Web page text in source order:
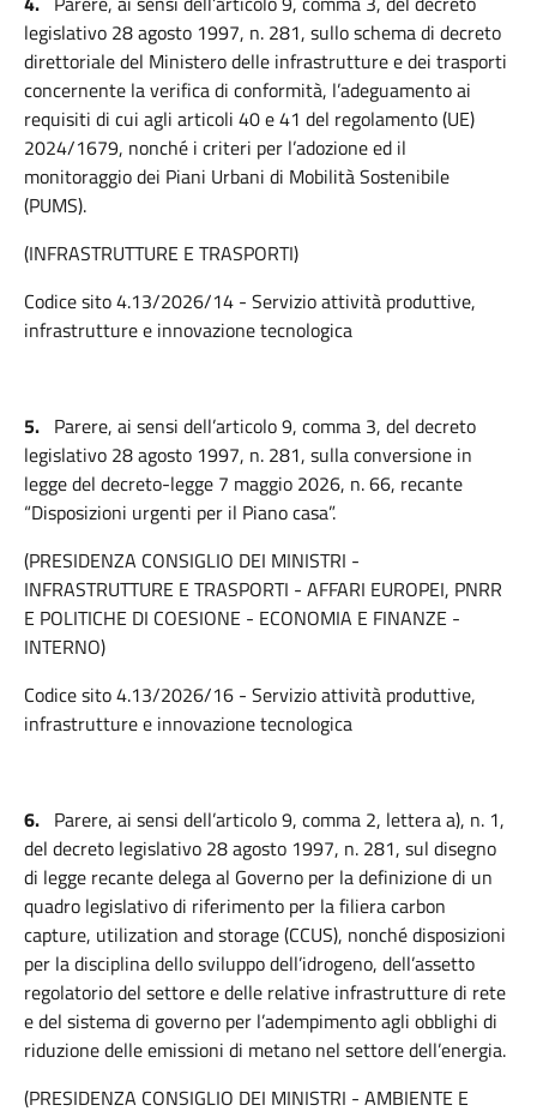
legislativo 28 agosto 1997, n. 281, sullo schema di decreto
direttoriale del Ministero delle infrastrutture e dei trasporti
concernente la verifica di conformità, l’adeguamento ai
requisiti di cui agli articoli 40 e 41 del regolamento (UE)
2024/1679, nonché i criteri per l’adozione ed il
monitoraggio dei Piani Urbani di Mobilità Sostenibile
(PUMS).
(INFRASTRUTTURE E TRASPORTI)
Codice sito 4.13/2026/14 - Servizio attività produttive,
infrastrutture e innovazione tecnologica
5. Parere, ai sensi dell’articolo 9, comma 3, del decreto
legislativo 28 agosto 1997, n. 281, sulla conversione in
legge del decreto-legge 7 maggio 2026, n. 66, recante
“Disposizioni urgenti per il Piano casa”.
(PRESIDENZA CONSIGLIO DEI MINISTRI -
INFRASTRUTTURE E TRASPORTI - AFFARI EUROPEI, PNRR
E POLITICHE DI COESIONE - ECONOMIA E FINANZE -
INTERNO)
Codice sito 4.13/2026/16 - Servizio attività produttive,
infrastrutture e innovazione tecnologica
6. Parere, ai sensi dell’articolo 9, comma 2, lettera a), n. 1,
del decreto legislativo 28 agosto 1997, n. 281, sul disegno
di legge recante delega al Governo per la definizione di un
quadro legislativo di riferimento per la filiera carbon
capture, utilization and storage (CCUS), nonché disposizioni
per la disciplina dello sviluppo dell’idrogeno, dell’assetto
regolatorio del settore e delle relative infrastrutture di rete
e del sistema di governo per l’adempimento agli obblighi di
riduzione delle emissioni di metano nel settore dell’energia.
(PRESIDENZA CONSIGLIO DEI MINISTRI - AMBIENTE E